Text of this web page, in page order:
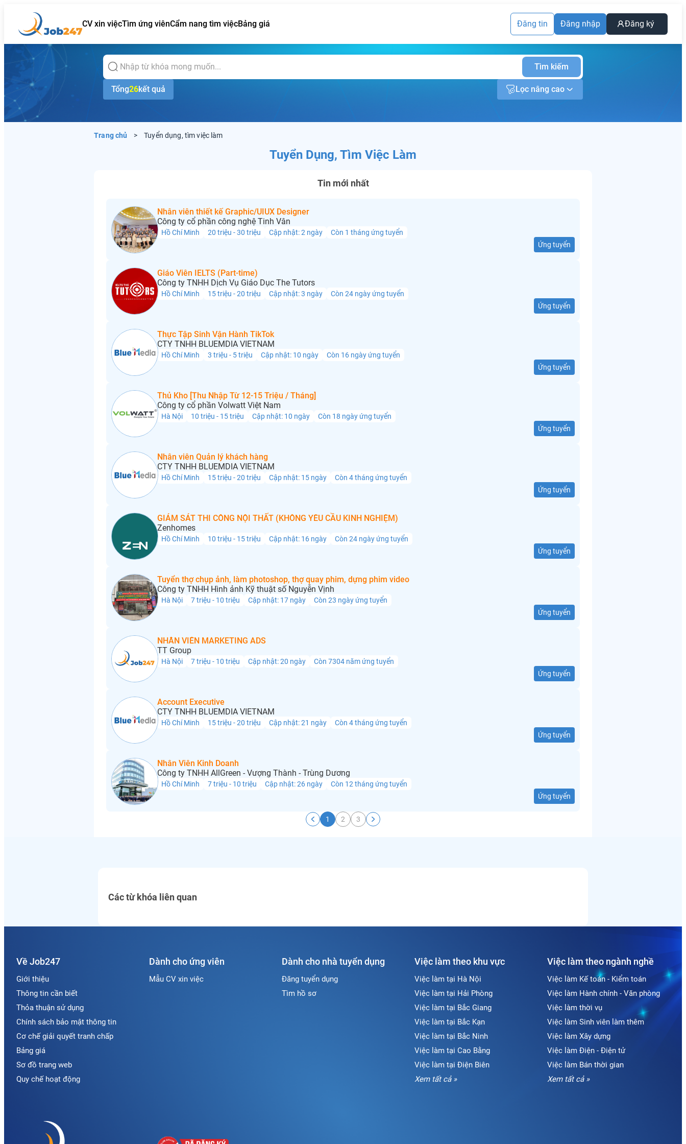
CV xin việcTìm ứng viênCẩm nang tìm việcBảng giá Đăng tin Đăng nhập Đăng ký
Tìm kiếm
Tổng26kết quả Lọc nâng cao
Trang chủ > Tuyển dụng, tìm việc làm
Tuyển Dụng, Tìm Việc Làm
Tin mới nhất
Nhân viên thiết kế Graphic/UIUX Designer
Công ty cổ phần công nghệ Tinh Vân
Hồ Chí Minh 20 triệu - 30 triệu Cập nhật: 2 ngày
Còn 1 tháng ứng tuyển
Ứng tuyển
Giáo Viên IELTS (Part-time)
Công ty TNHH Dịch Vụ Giáo Dục The Tutors
Hồ Chí Minh 15 triệu - 20 triệu Cập nhật: 3 ngày
Còn 24 ngày ứng tuyển
Ứng tuyển
Thực Tập Sinh Vận Hành TikTok
CTY TNHH BLUEMDIA VIETNAM
Hồ Chí Minh 3 triệu - 5 triệu Cập nhật: 10 ngày
Còn 16 ngày ứng tuyển
Ứng tuyển
Thủ Kho [Thu Nhập Từ 12-15 Triệu / Tháng]
Công ty cổ phần Volwatt Việt Nam
Hà Nội 10 triệu - 15 triệu Cập nhật: 10 ngày
Còn 18 ngày ứng tuyển
Ứng tuyển
Nhân viên Quản lý khách hàng
CTY TNHH BLUEMDIA VIETNAM
Hồ Chí Minh 15 triệu - 20 triệu Cập nhật: 15 ngày
Còn 4 tháng ứng tuyển
Ứng tuyển
GIÁM SÁT THI CÔNG NỘI THẤT (KHÔNG YÊU CẦU KINH NGHIỆM)
Zenhomes
Hồ Chí Minh 10 triệu - 15 triệu Cập nhật: 16 ngày
Còn 24 ngày ứng tuyển
Ứng tuyển
Tuyển thợ chụp ảnh, làm photoshop, thợ quay phim, dựng phim video
Công ty TNHH Hình ảnh Kỹ thuật số Nguyễn Vịnh
Hà Nội 7 triệu - 10 triệu Cập nhật: 17 ngày
Còn 23 ngày ứng tuyển
Ứng tuyển
NHÂN VIÊN MARKETING ADS
TT Group
Hà Nội 7 triệu - 10 triệu Cập nhật: 20 ngày
Còn 7304 năm ứng tuyển
Ứng tuyển
Account Executive
CTY TNHH BLUEMDIA VIETNAM
Hồ Chí Minh 15 triệu - 20 triệu Cập nhật: 21 ngày
Còn 4 tháng ứng tuyển
Ứng tuyển
Nhân Viên Kinh Doanh
Công ty TNHH AllGreen - Vượng Thành - Trùng Dương
Hồ Chí Minh 7 triệu - 10 triệu Cập nhật: 26 ngày
Còn 12 tháng ứng tuyển
Ứng tuyển
1 2 3
Các từ khóa liên quan
Về Job247
Giới thiệu
Thông tin cần biết
Thỏa thuận sử dụng
Chính sách bảo mật thông tin
Cơ chế giải quyết tranh chấp
Bảng giá
Sơ đồ trang web
Quy chế hoạt động
Dành cho ứng viên
Mẫu CV xin việc
Dành cho nhà tuyển dụng
Đăng tuyển dụng
Tìm hồ sơ
Việc làm theo khu vực
Việc làm tại Hà Nội
Việc làm tại Hải Phòng
Việc làm tại Bắc Giang
Việc làm tại Bắc Kạn
Việc làm tại Bắc Ninh
Việc làm tại Cao Bằng
Việc làm tại Điện Biên
Xem tất cả »
Việc làm theo ngành nghề
Việc làm Kế toán - Kiểm toán
Việc làm Hành chính - Văn phòng
Việc làm thời vụ
Việc làm Sinh viên làm thêm
Việc làm Xây dựng
Việc làm Điện - Điện tử
Việc làm Bán thời gian
Xem tất cả »